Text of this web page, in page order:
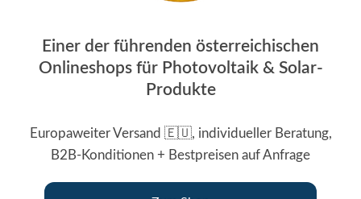
Einer der führenden österreichischen
Onlineshops für Photovoltaik & Solar-
Produkte
Europaweiter Versand 🇪🇺, individueller Beratung,
B2B-Konditionen + Bestpreisen auf Anfrage